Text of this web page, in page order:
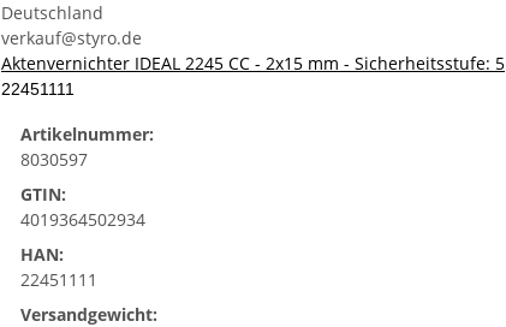
Deutschland
verkauf@styro.de
Aktenvernichter IDEAL 2245 CC - 2x15 mm - Sicherheitsstufe: 5
22451111
Artikelnummer:
8030597
GTIN:
4019364502934
HAN:
22451111
Versandgewicht: